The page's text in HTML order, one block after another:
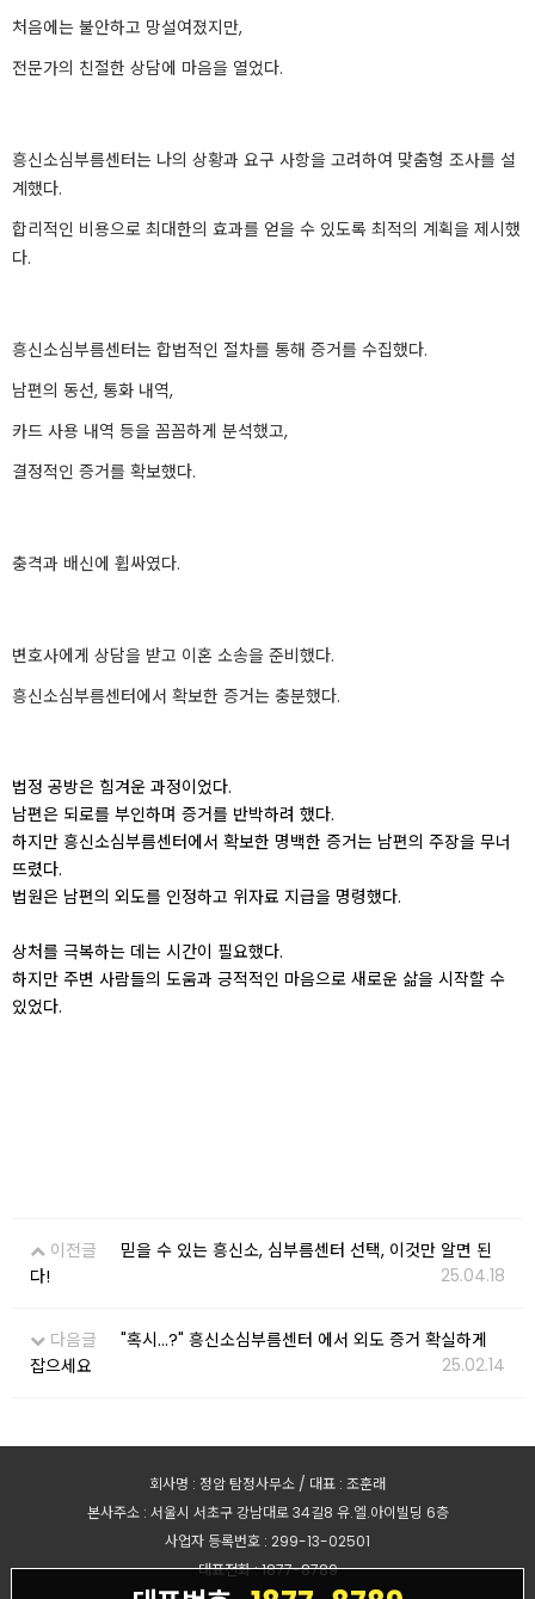
처음에는 불안하고 망설여졌지만,
전문가의 친절한 상담에 마음을 열었다.
흥신소심부름센터는 나의 상황과 요구 사항을 고려하여 맞춤형 조사를 설
계했다.
합리적인 비용으로 최대한의 효과를 얻을 수 있도록 최적의 계획을 제시했
다.
흥신소심부름센터는 합법적인 절차를 통해 증거를 수집했다.
남편의 동선, 통화 내역,
카드 사용 내역 등을 꼼꼼하게 분석했고,
결정적인 증거를 확보했다.
충격과 배신에 휩싸였다.
변호사에게 상담을 받고 이혼 소송을 준비했다.
흥신소심부름센터에서 확보한 증거는 충분했다.
법정 공방은 힘겨운 과정이었다.
남편은 되로를 부인하며 증거를 반박하려 했다.
하지만 흥신소심부름센터에서 확보한 명백한 증거는 남편의 주장을 무너
뜨렸다.
법원은 남편의 외도를 인정하고 위자료 지급을 명령했다.
상처를 극복하는 데는 시간이 필요했다.
하지만 주변 사람들의 도움과 긍적적인 마음으로 새로운 삶을 시작할 수
있었다.
이전글
믿을 수 있는 흥신소, 심부름센터 선택, 이것만 알면 된
다!
25.04.18
다음글
"혹시...?" 흥신소심부름센터 에서 외도 증거 확실하게
잡으세요
25.02.14
회사명 : 정암 탐정사무소 / 대표 : 조훈래
본사주소 : 서울시 서초구 강남대로 34길8 유.엘.아이빌딩 6층
사업자 등록번호 : 299-13-02501
대표전화 : 1877-8789